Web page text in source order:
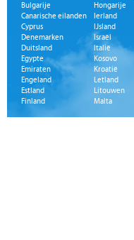
Bulgarije
Canarische eilanden
Cyprus
Denemarken
Duitsland
Egypte
Emiraten
Engeland
Estland
Finland
Hongarije
Ierland
IJsland
Israël
Italië
Kosovo
Kroatië
Letland
Litouwen
Malta